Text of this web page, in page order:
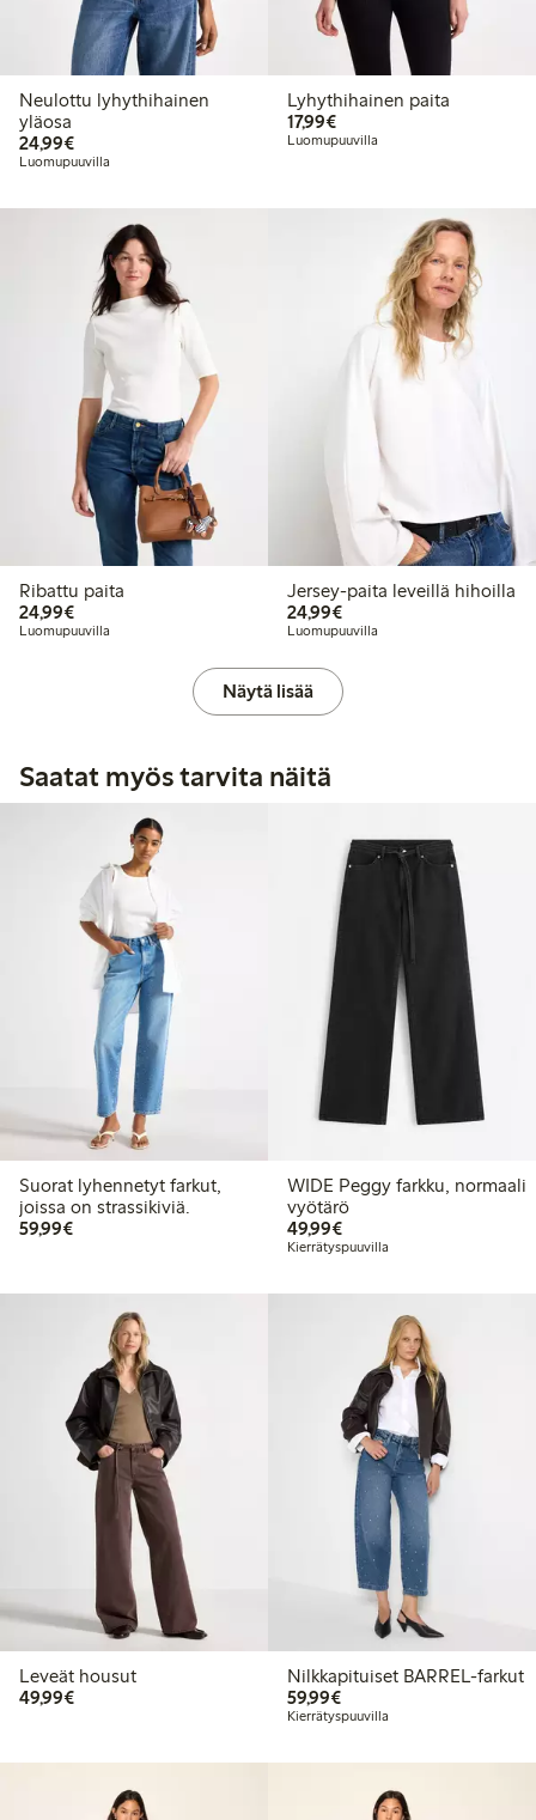
Neulottu lyhythihainen
yläosa
24,99€24,99 €
Luomupuuvilla
Lyhythihainen paita
17,99€17,99 €
Luomupuuvilla
Ribattu paita
24,99€24,99 €
Luomupuuvilla
Jersey-paita leveillä hihoilla
24,99€24,99 €
Luomupuuvilla
Näytä lisää
Saatat myös tarvita näitä
Suorat lyhennetyt farkut,
joissa on strassikiviä.
59,99€59,99 €
WIDE Peggy farkku, normaali
vyötärö
49,99€49,99 €
Kierrätyspuuvilla
Leveät housut
49,99€49,99 €
Nilkkapituiset BARREL-farkut
59,99€59,99 €
Kierrätyspuuvilla